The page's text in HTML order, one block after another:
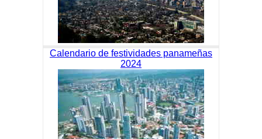
Calendario de festividades panameñas
2024